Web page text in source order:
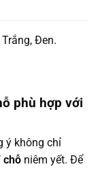
Đen.
phù hợp với
ý không chỉ
chỗ niêm yết. Để